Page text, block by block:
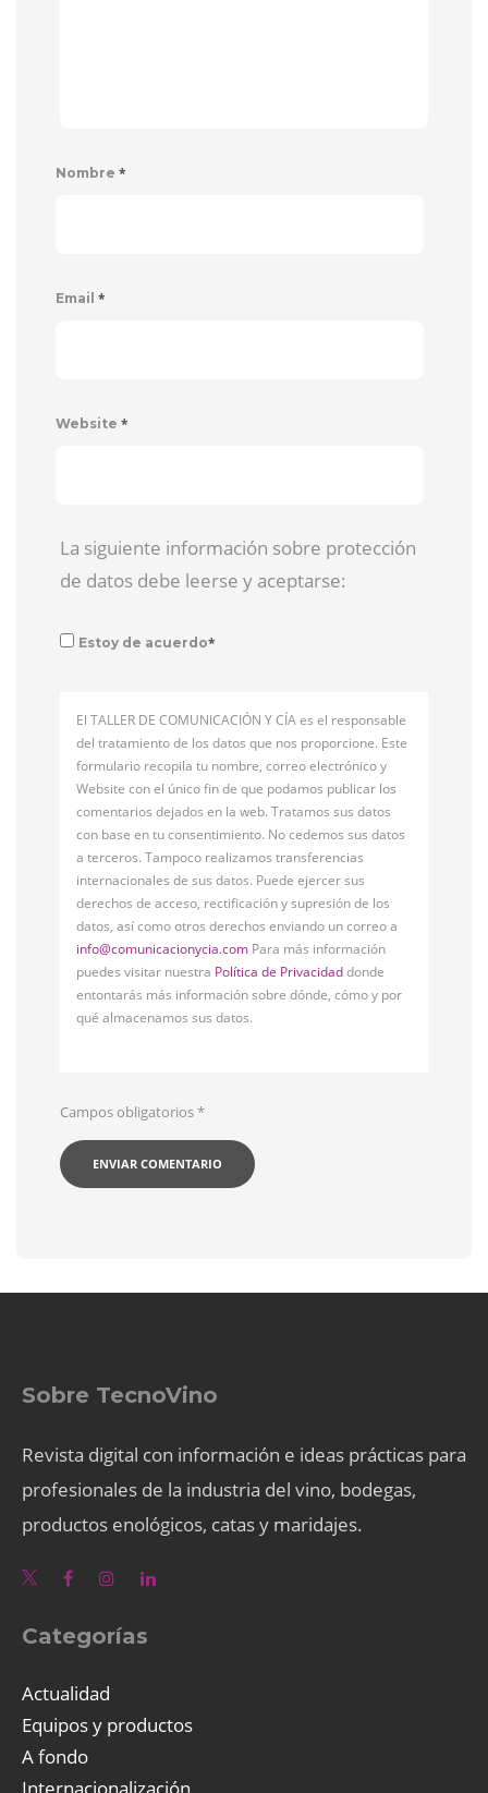
Nombre *
Email *
Website *
La siguiente información sobre protección
de datos debe leerse y aceptarse:
Estoy de acuerdo*
El TALLER DE COMUNICACIÓN Y CÍA es el responsable
del tratamiento de los datos que nos proporcione. Este
formulario recopila tu nombre, correo electrónico y
Website con el único fin de que podamos publicar los
comentarios dejados en la web. Tratamos sus datos
con base en tu consentimiento. No cedemos sus datos
a terceros. Tampoco realizamos transferencias
internacionales de sus datos. Puede ejercer sus
derechos de acceso, rectificación y supresión de los
datos, así como otros derechos enviando un correo a
info@comunicacionycia.com Para más información
puedes visitar nuestra Política de Privacidaddonde
entontarás más información sobre dónde, cómo y por
qué almacenamos sus datos.
Campos obligatorios*
Sobre TecnoVino
Revista digital con información e ideas prácticas para
profesionales de la industria del vino, bodegas,
productos enológicos, catas y maridajes.
Categorías
Actualidad
Equipos y productos
A fondo
Internacionalización